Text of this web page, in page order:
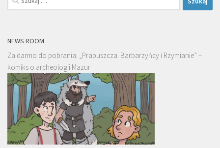
NEWS ROOM
Za darmo do pobrania: „Prapuszcza. Barbarzyńcy i Rzymianie” –
komiks o archeologii Mazur